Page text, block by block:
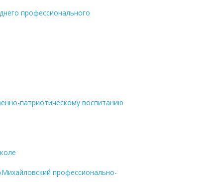
профессионального
патриотическому воспитанию
профессионально-